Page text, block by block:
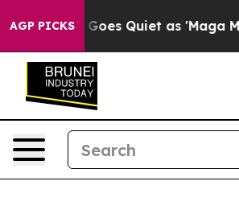
AGP PICKS
Goes Quiet as 'Maga Media